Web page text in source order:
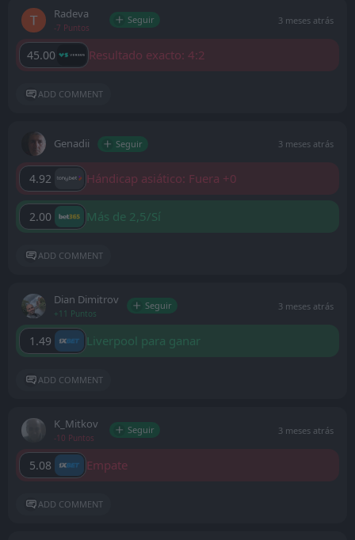
Radeva
-7 Puntos
Seguir 3 meses atrás
45.00 Resultado exacto: 4:2
ADD COMMENT
Genadii Seguir 3 meses atrás
4.92 Hándicap asiático: Fuera +0
2.00 Más de 2,5/Sí
ADD COMMENT
Dian Dimitrov
+11 Puntos
Seguir 3 meses atrás
1.49 Liverpool para ganar
ADD COMMENT
K_Mitkov
-10 Puntos
Seguir 3 meses atrás
5.08 Empate
ADD COMMENT